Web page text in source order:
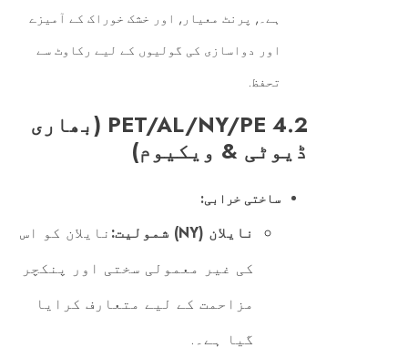
ہے۔, پرنٹ معیار, اور خشک خوراک کے آمیزے
اور دواسازی کی گولیوں کے لیے رکاوٹ سے
تحفظ.
4.2 PET/AL/NY/PE (بھاری
ڈیوٹی & ویکیوم)
ساختی خرابی:
نایلان (NY) شمولیت:
نایلان کو اس
کی غیر معمولی سختی اور پنکچر
مزاحمت کے لیے متعارف کرایا
گیا ہے۔.